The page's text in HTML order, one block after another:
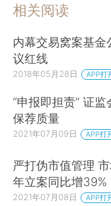
相关阅读
内幕交易窝案基
议红线
2018年05月28日 APP打
“申报即担责” 证
保荐质量
2021年07月09日 APP打
严打伪市值管理
年立案同比增39%
2021年07月08日 APP打